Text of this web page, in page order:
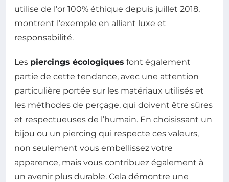
utilise de l’or 100% éthique depuis juillet 2018,
montrent l’exemple en alliant luxe et
responsabilité.
Les piercings écologiques font également
partie de cette tendance, avec une attention
particulière portée sur les matériaux utilisés et
les méthodes de perçage, qui doivent être sûres
et respectueuses de l’humain. En choisissant un
bijou ou un piercing qui respecte ces valeurs,
non seulement vous embellissez votre
apparence, mais vous contribuez également à
un avenir plus durable. Cela démontre une